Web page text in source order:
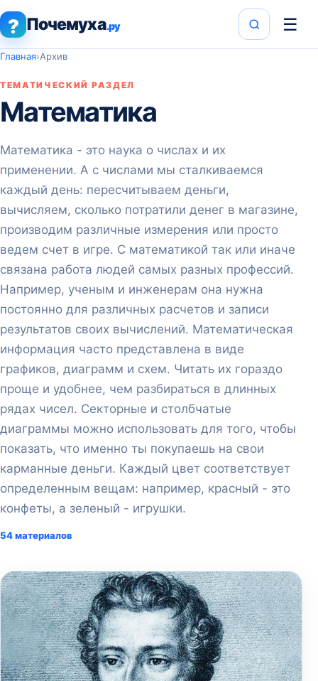
? Почемуха.ру ☰
Главная›Архив
ТЕМАТИЧЕСКИЙ РАЗДЕЛ
Математика
Математика - это наука о числах и их
применении. А с числами мы сталкиваемся
каждый день: пересчитываем деньги,
вычисляем, сколько потратили денег в магазине,
производим различные измерения или просто
ведем счет в игре. С математикой так или иначе
связана работа людей самых разных профессий.
Например, ученым и инженерам она нужна
постоянно для различных расчетов и записи
результатов своих вычислений. Математическая
информация часто представлена в виде
графиков, диаграмм и схем. Читать их гораздо
проще и удобнее, чем разбираться в длинных
рядах чисел. Секторные и столбчатые
диаграммы можно использовать для того, чтобы
показать, что именно ты покупаешь на свои
карманные деньги. Каждый цвет соответствует
определенным вещам: например, красный - это
конфеты, а зеленый - игрушки.
54 материалов